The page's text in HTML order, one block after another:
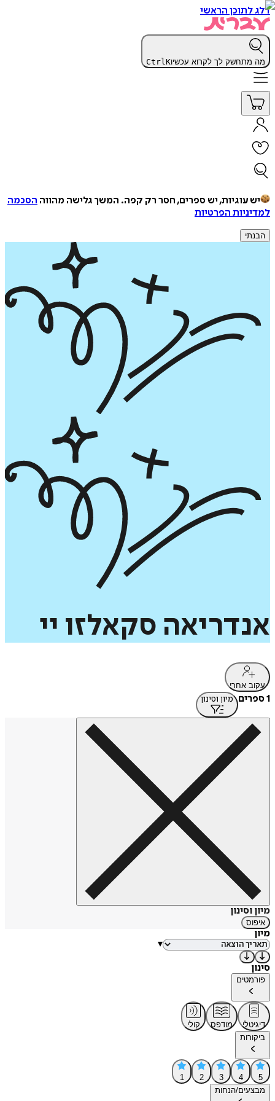
דלג לתוכן הראשי
מה מתחשק לך לקרוא עכשיו CtrlK
יש עוגיות, יש ספרים, חסר רק קפה. המשך גלישה מהווה הסכמה
למדיניות הפרטיות
הבנתי
אנדריאה סקאלזו יי
עקוב אחרי
1 ספרים מיון וסינון
מיון וסינון
איפוס
מיון
▾
סינון
פורמטים
דיגיטלי מודפס
קולי
ביקורות
5
4
3
2
1
מבצעים/הנחות